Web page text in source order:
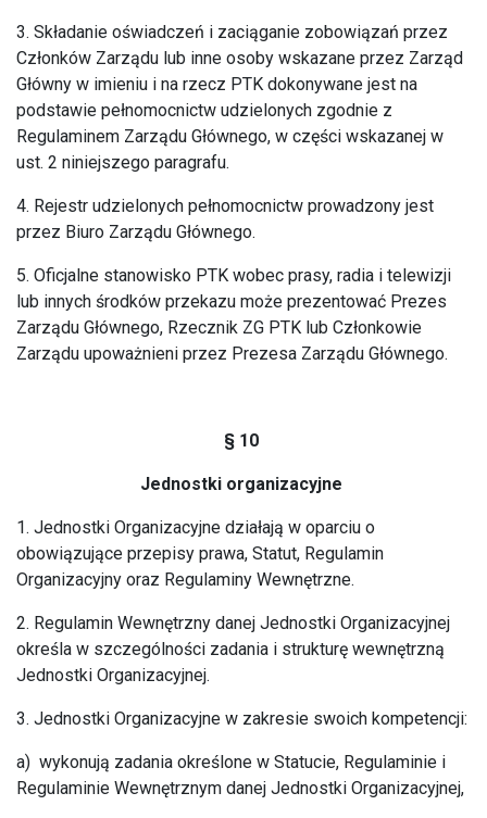
3. Składanie oświadczeń i zaciąganie zobowiązań przez
Członków Zarządu lub inne osoby wskazane przez Zarząd
Główny w imieniu i na rzecz PTK dokonywane jest na
podstawie pełnomocnictw udzielonych zgodnie z
Regulaminem Zarządu Głównego, w części wskazanej w
ust. 2 niniejszego paragrafu.
4. Rejestr udzielonych pełnomocnictw prowadzony jest
przez Biuro Zarządu Głównego.
5. Oficjalne stanowisko PTK wobec prasy, radia i telewizji
lub innych środków przekazu może prezentować Prezes
Zarządu Głównego, Rzecznik ZG PTK lub Członkowie
Zarządu upoważnieni przez Prezesa Zarządu Głównego.
§ 10
Jednostki organizacyjne
1. Jednostki Organizacyjne działają w oparciu o
obowiązujące przepisy prawa, Statut, Regulamin
Organizacyjny oraz Regulaminy Wewnętrzne.
2. Regulamin Wewnętrzny danej Jednostki Organizacyjnej
określa w szczególności zadania i strukturę wewnętrzną
Jednostki Organizacyjnej.
3. Jednostki Organizacyjne w zakresie swoich kompetencji:
a) wykonują zadania określone w Statucie, Regulaminie i
Regulaminie Wewnętrznym danej Jednostki Organizacyjnej,